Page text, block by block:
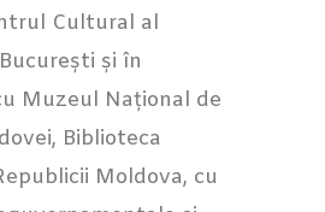
Cultural al
și în
Muzeul Național de
Biblioteca
Moldova, cu